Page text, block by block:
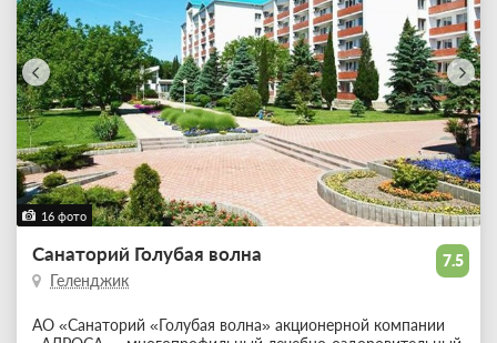
16 фото
7.5
Санаторий Голубая волна
Геленджик
АО «Санаторий «Голубая волна» акционерной компании